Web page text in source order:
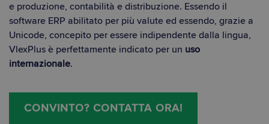
e produzione, contabilità e distribuzione. Essendo il
software ERP abilitato per più valute ed essendo, grazie a
Unicode, concepito per essere indipendente dalla lingua,
VlexPlus è perfettamente indicato per un uso
internazionale.
CONVINTO? CONTATTA ORA!